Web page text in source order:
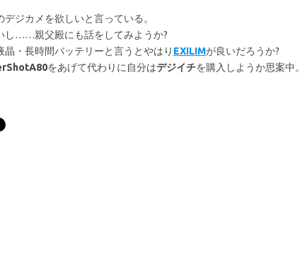
デジカメを欲しいと言っている。
し……親父殿にも話をしてみようか?
晶・長時間バッテリーと言うとやはり EXILIMが良いだろうか?
をあげて代わりに自分はデジイチを購入しようか思案中。